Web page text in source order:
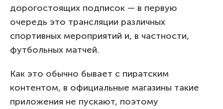
дорогостоящих подписок — в первую
очередь это трансляции различных
спортивных мероприятий и, в частности,
футбольных матчей.
Как это обычно бывает с пиратским
контентом, в официальные магазины такие
приложения не пускают, поэтому